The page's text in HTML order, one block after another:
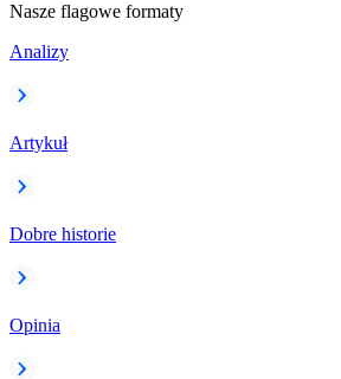
Nasze flagowe formaty
Analizy
Artykuł
Dobre historie
Opinia